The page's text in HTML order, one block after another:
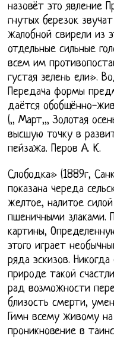
назовёт это явление
гнутых березок
жалобной свирели из
отдельные сильные
всем им
густая зелень ели».
Передача формы
даётся обобщённо-
(,, Март,,, Золотая
высшую точку в
пейзажа. Перов А. К.
Слободка» (1889г,
показана череда
желтое, налитое
пшеничными злаками.
картины,
этого играет
ряда эскизов.
природе такой
рад возможности
близость смерти,
Гимн всему живому
проникновение в